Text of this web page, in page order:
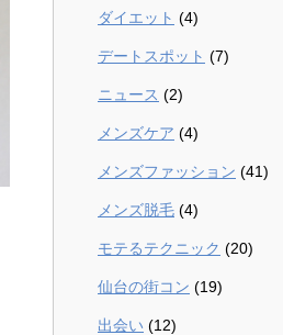
ダイエット (4)
デートスポット (7)
ニュース (2)
メンズケア (4)
メンズファッション (41)
メンズ脱毛 (4)
モテるテクニック (20)
仙台の街コン (19)
出会い (12)